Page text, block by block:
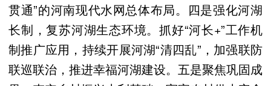
贯通”的河南现代水网总体布局。四是强化河湖
长制，复苏河湖生态环境。抓好“河长+”工作机
制推广应用，持续开展河湖“清四乱”，加强联防
联巡联治，推进幸福河湖建设。五是聚焦巩固成